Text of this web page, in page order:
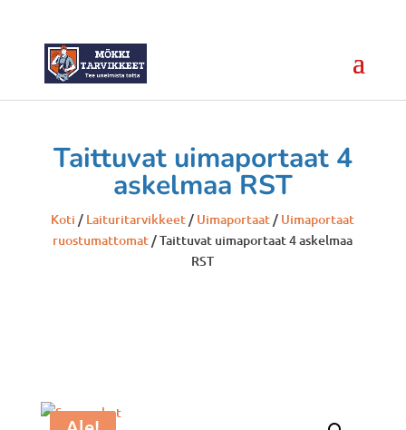
Taittuvat uimaportaat 4
askelmaa RST
Koti / Laituritarvikkeet/ Uimaportaat/ Uimaportaat
ruostumattomat/ Taittuvat uimaportaat 4 askelmaa
RST